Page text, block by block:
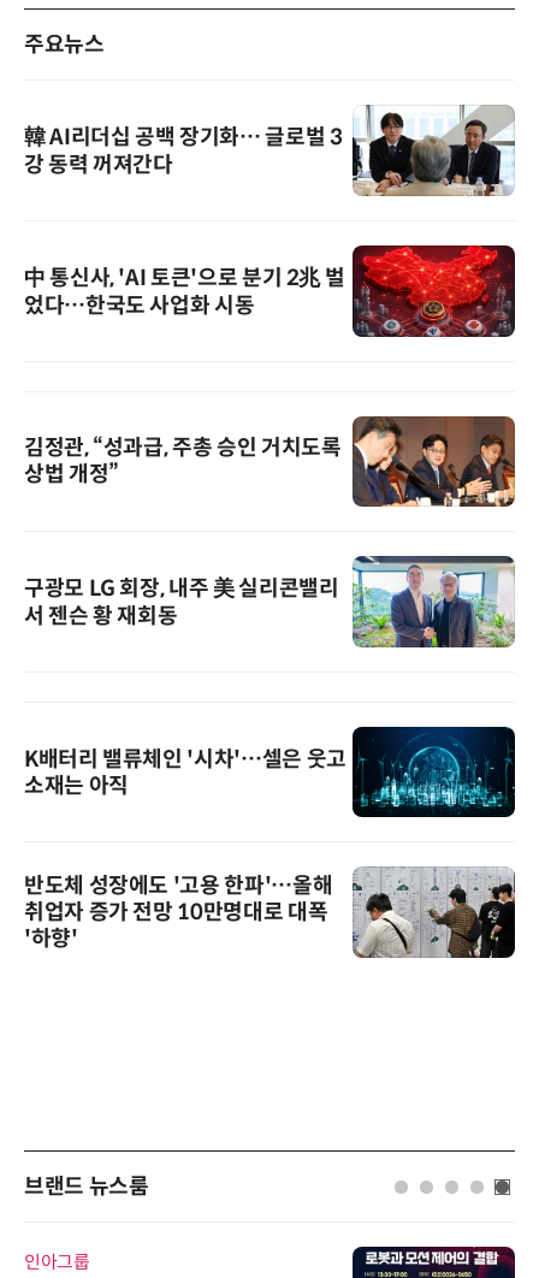
주요뉴스
韓 AI리더십 공백 장기화… 글로벌 3
강 동력 꺼져간다
中 통신사, 'AI 토큰'으로 분기 2兆 벌
었다…한국도 사업화 시동
김정관, “성과급, 주총 승인 거치도록
상법 개정”
구광모 LG 회장, 내주 美 실리콘밸리
서 젠슨 황 재회동
K배터리 밸류체인 '시차'…셀은 웃고
소재는 아직
반도체 성장에도 '고용 한파'…올해
취업자 증가 전망 10만명대로 대폭
'하향'
브랜드 뉴스룸